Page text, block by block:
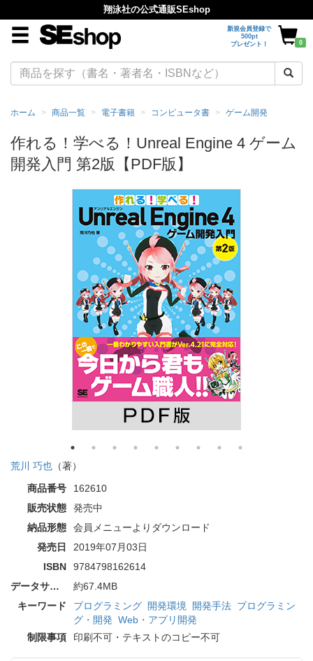
翔泳社の公式通販SEshop
新規会員登録で
500pt
プレゼント！
0
ホーム 商品一覧 電子書籍 コンピュータ書 ゲーム開発
作れる！学べる！Unreal Engine 4 ゲーム
開発入門 第2版【PDF版】
荒川 巧也 （著）
商品番号
162610
販売状態
発売中
納品形態
会員メニューよりダウンロード
発売日
2019年07月03日
ISBN
9784798162614
データサイズ
約67.4MB
キーワード
プログラミング 開発環境 開発手法 プログラミン
グ・開発 Web・アプリ開発
制限事項
印刷不可・テキストのコピー不可